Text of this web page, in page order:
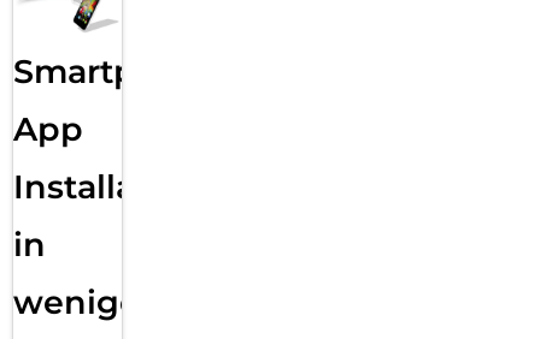
Smartphone
App
Installation
in
wenigen